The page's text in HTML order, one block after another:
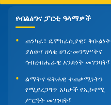
የብልፅግና ፓርቲ ዓላማዎች
ጠንካራ፣ ዴሞክራሲያዊ፣ ቅቡልነት
ያለው፣ ዘላቂ ሀገረ-መንግሥትና
ኅብረብሔራዊ አንድነት መገንባት፤
ልማትና ፍትሐዊ ተጠቃሚነትን
የሚያረጋግጥ አካታች የኢኮኖሚ
ሥርዓት መገንባት፤